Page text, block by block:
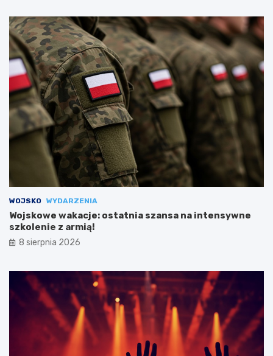
WOJSKO WYDARZENIA
Wojskowe wakacje: ostatnia szansa na intensywne
szkolenie z armią!
8 sierpnia 2026